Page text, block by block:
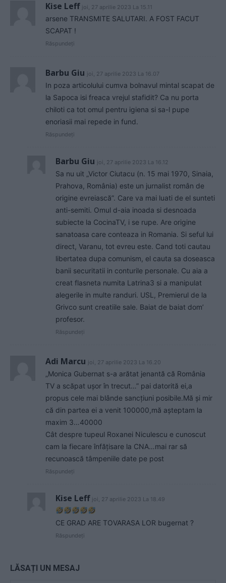
Kise Leff joi, 27 aprilie 2023 La 15.11
arsene TRANSMITE SALUTARI. A FOST FACUT
SCAPAT !
Răspundeți
Barbu Giu joi, 27 aprilie 2023 La 16.07
In poza articolului cumva bolnavul mintal scapat de
la Sapoca isi freaca vrejul stafidit? Ca nu porta
chiloti ca tot omul pentru igiena si sa-l pupe
enoriasii mai repede in fund.
Răspundeți
Barbu Giu joi, 27 aprilie 2023 La 16.12
Sa nu uit „Victor Ciutacu (n. 15 mai 1970, Sinaia,
Prahova, România) este un jurnalist român de
origine evreiască”. Care va mai luati de el sunteti
anti-semiti. Omul d-aia inoada si desnoada
subiecte la CocinaTV, i se rupe. Are origine
sanatoasa care conteaza in Romania. Si seful lui
direct, Varanu, tot evreu este. Cand toti cautau
libertatea dupa comunism, el cauta sa doseasca
banii securitatii in conturile personale. Cu aia a
creat flasneta numita Latrina3 si a manipulat
alegerile in multe randuri. USL, Premierul de la
Grivco sunt creatiile sale. Baiat de baiat dom’
profesor.
Răspundeți
Adi Marcu joi, 27 aprilie 2023 La 16.20
„Monica Gubernat s-a arătat jenantă că România
TV a scăpat ușor în trecut…” pai datorită ei,a
propus cele mai blânde sancțiuni posibile.Mă și mir
că din partea ei a venit 100000,mă așteptam la
maxim 3…40000
Cât despre tupeul Roxanei Niculescu e cunoscut
cam la fiecare înfățisare la CNA…mai rar să
recunoască tâmpeniile date pe post
Răspundeți
Kise Leff joi, 27 aprilie 2023 La 18.49
CE GRAD ARE TOVARASA LOR bugernat ?
Răspundeți
LĂSAȚI UN MESAJ